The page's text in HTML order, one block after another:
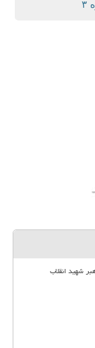
شهید انقلاب